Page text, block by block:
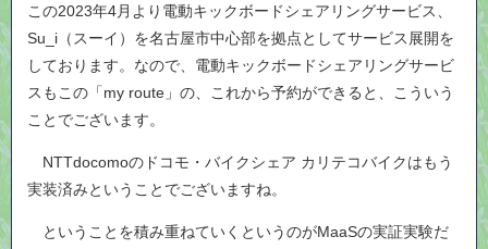
この2023年4月より電動キックボードシェアリングサービス、
Su_i（スーイ）を名古屋市中心部を拠点としてサービス展開を
しております。なので、電動キックボードシェアリングサービ
スもこの「my route」の、これから予約ができると、こういう
ことでございます。
NTTdocomoのドコモ・バイクシェア カリテコバイクはもう
実装済みということでございますね。
ということを積み重ねていくというのがMaaSの実証実験だ